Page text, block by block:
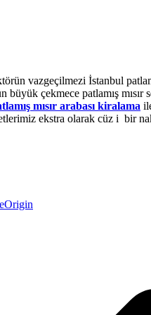
vazgeçilmezi İstanbul
çekmece patlamış
mısır arabası kiralama
ekstra olarak cüz i bir